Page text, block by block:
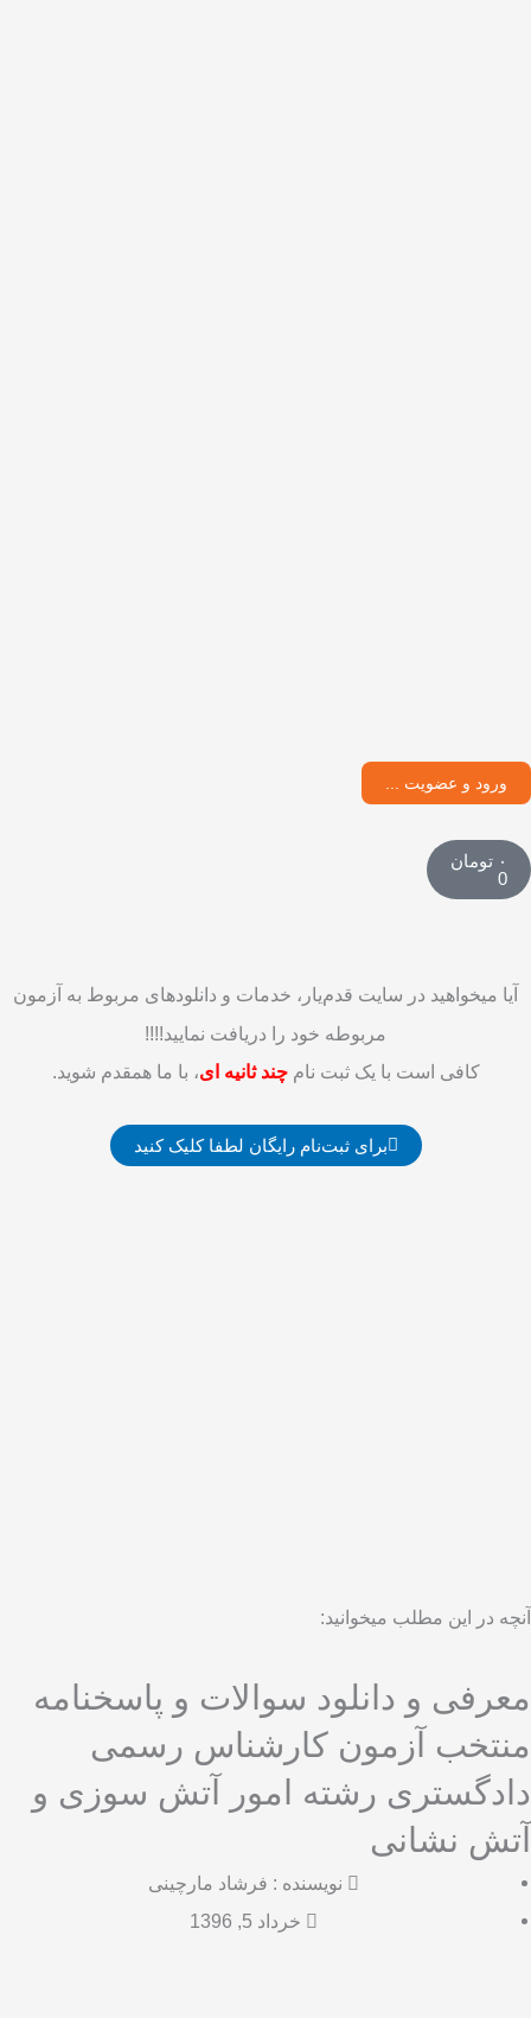
ورود و عضویت ...
۰ تومان
0
سبد
خرید
آيا میخواهید در سایت قدمیار، خدمات و دانلودهای مربوط به آزمون
مربوطه خود را دريافت نمایید!!!!
کافی است با يک ثبت نامچند ثانيه ای، با ما همقدم شويد.
برای ثبت‌نام رایگان لطفا کلیک کنید
آنچه در این مطلب میخوانید:
معرفی و دانلود سوالات و پاسخنامه
منتخب آزمون کارشناس رسمی
دادگستری رشته امور آتش سوزی و
آتش نشانی
نویسنده : فرشاد مارچینی
خرداد 5, 1396